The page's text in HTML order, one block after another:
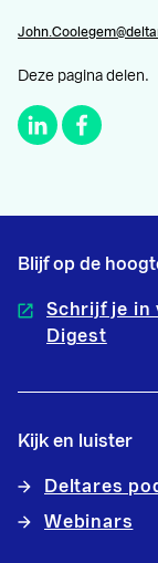
Deze pagina delen.
Blijf op de
Schrijf je in
Digest
Kijk en luister
Deltares
Webinars